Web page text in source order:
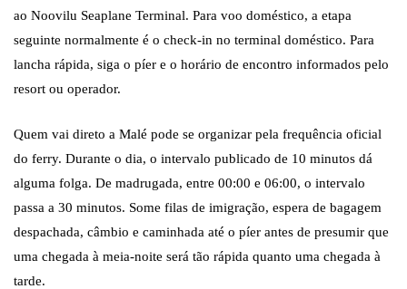
ao Noovilu Seaplane Terminal. Para voo doméstico, a etapa
seguinte normalmente é o check-in no terminal doméstico. Para
lancha rápida, siga o píer e o horário de encontro informados pelo
resort ou operador.
Quem vai direto a Malé pode se organizar pela frequência oficial
do ferry. Durante o dia, o intervalo publicado de 10 minutos dá
alguma folga. De madrugada, entre 00:00 e 06:00, o intervalo
passa a 30 minutos. Some filas de imigração, espera de bagagem
despachada, câmbio e caminhada até o píer antes de presumir que
uma chegada à meia-noite será tão rápida quanto uma chegada à
tarde.